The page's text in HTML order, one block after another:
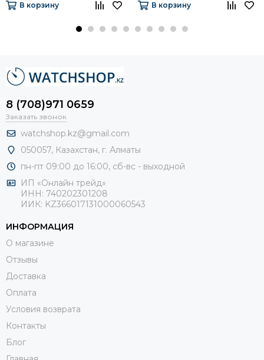
В корзину В корзину
8 (708)971 0659
Заказать звонок
watchshop.kz@gmail.com
050057, Казахстан, г. Алматы
пн-пт 09:00 до 16:00, сб-вс - выходной
ИП «Онлайн трейд»
ИНН: 740202301208
ИИК: KZ366017131000060543
ИНФОРМАЦИЯ
О магазине
Отзывы
Доставка
Оплата
Условия возврата
Контакты
Блог